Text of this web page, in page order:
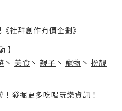
社群創作有價企劃》
】
丶 美食 丶 親子 丶 寵物 丶 扮靚
發掘更多吃喝玩樂資訊！